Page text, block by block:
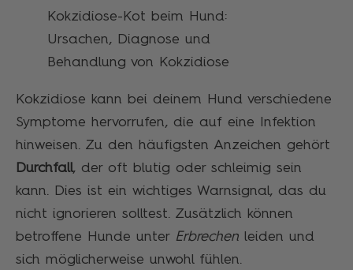
Kokzidiose-Kot beim Hund:
Ursachen, Diagnose und
Behandlung von Kokzidiose
Kokzidiose kann bei deinem Hund verschiedene
Symptome hervorrufen, die auf eine Infektion
hinweisen. Zu den häufigsten Anzeichen gehört
Durchfall, der oft blutig oder schleimig sein
kann. Dies ist ein wichtiges Warnsignal, das du
nicht ignorieren solltest. Zusätzlich können
betroffene Hunde unter Erbrechen leiden und
sich möglicherweise unwohl fühlen.